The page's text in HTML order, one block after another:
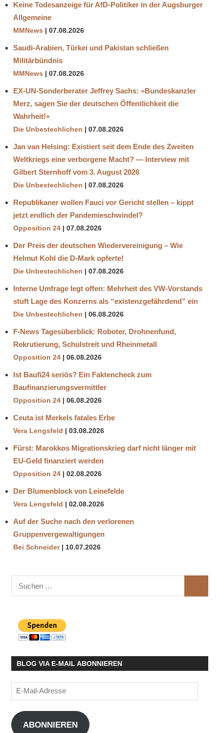
Keine Todesanzeige für AfD-Politiker in der Augsburger
Allgemeine
MMNews 07.08.2026
Saudi-Arabien, Türkei und Pakistan schließen
Militärbündnis
MMNews 07.08.2026
EX-UN-Sonderberater Jeffrey Sachs: »Bundeskanzler
Merz, sagen Sie der deutschen Öffentlichkeit die
Wahrheit!«
Die Unbestechlichen 07.08.2026
Jan van Helsing: Existiert seit dem Ende des Zweiten
Weltkriegs eine verborgene Macht? — Interview mit
Gilbert Sternhoff vom 3. August 2026
Die Unbestechlichen 07.08.2026
Republikaner wollen Fauci vor Gericht stellen – kippt
jetzt endlich der Pandemieschwindel?
Opposition 24 07.08.2026
Der Preis der deutschen Wiedervereinigung – Wie
Helmut Kohl die D‑Mark opferte!
Die Unbestechlichen 07.08.2026
Interne Umfrage legt offen: Mehrheit des VW-Vorstands
stuft Lage des Konzerns als “existenzgefährdend” ein
Die Unbestechlichen 06.08.2026
F-News Tagesüberblick: Roboter, Drohnenfund,
Rekrutierung, Schulstreit und Rheinmetall
Opposition 24 06.08.2026
Ist Baufi24 seriös? Ein Faktencheck zum
Baufinanzierungsvermittler
Opposition 24 06.08.2026
Ceuta ist Merkels fatales Erbe
Vera Lengsfeld 03.08.2026
Fürst: Marokkos Migrationskrieg darf nicht länger mit
EU-Geld finanziert werden
Opposition 24 02.08.2026
Der Blumenblock von Leinefelde
Vera Lengsfeld 02.08.2026
Auf der Suche nach den verlorenen
Gruppenvergewaltigungen
Bei Schneider 10.07.2026
nach:
BLOG VIA E-MAIL ABONNIEREN
E-
Mail-
Adresse
ABONNIEREN